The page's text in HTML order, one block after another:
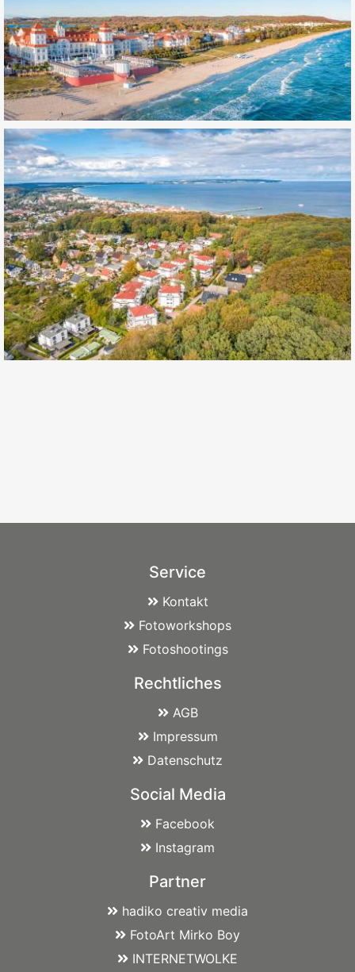
Service
Kontakt
Fotoworkshops
Fotoshootings
Rechtliches
AGB
Impressum
Datenschutz
Social Media
Facebook
Instagram
Partner
hadiko creativ media
FotoArt Mirko Boy
INTERNETWOLKE